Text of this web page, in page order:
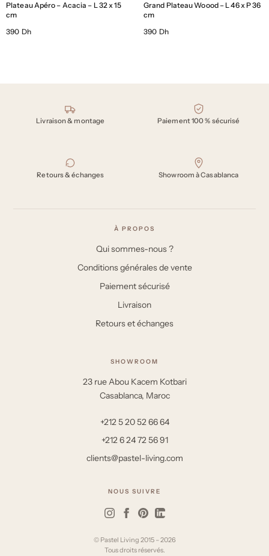
Plateau Apéro – Acacia – L 32 x 15
cm
390 Dh
Grand Plateau Woood – L 46 x P 36
cm
390 Dh
Nos engagements
Livraison & montage Paiement 100 % sécurisé
Retours & échanges Showroom à Casablanca
À PROPOS
Qui sommes-nous ?
Conditions générales de vente
Paiement sécurisé
Livraison
Retours et échanges
SHOWROOM
23 rue Abou Kacem Kotbari
Casablanca, Maroc
+212 5 20 52 66 64
+212 6 24 72 56 91
clients@pastel-living.com
NOUS SUIVRE
© Pastel Living 2015 – 2026
Tous droits réservés.